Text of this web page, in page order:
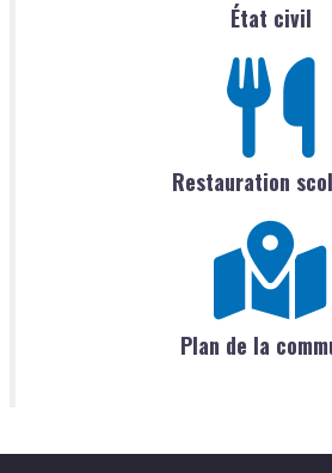
État civil
Restauration
Plan de la